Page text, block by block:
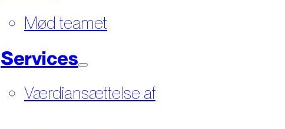
Mød teamet
Services
Værdiansættelse af